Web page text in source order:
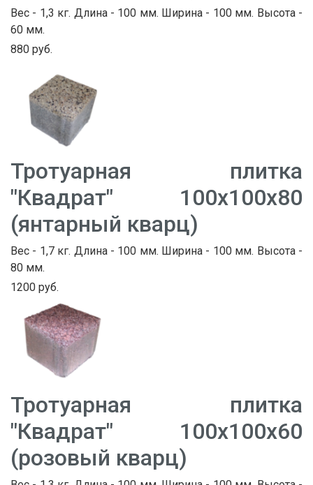
Вес - 1,3 кг. Длина - 100 мм. Ширина - 100 мм. Высота -
60 мм.
880 руб.
Тротуарная плитка
"Квадрат" 100х100х80
(янтарный кварц)
Вес - 1,7 кг. Длина - 100 мм. Ширина - 100 мм. Высота -
80 мм.
1200 руб.
Тротуарная плитка
"Квадрат" 100х100х60
(розовый кварц)